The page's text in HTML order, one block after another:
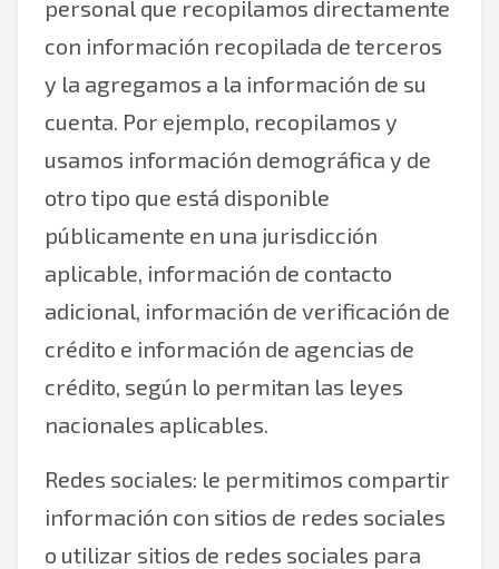
personal que recopilamos directamente
con información recopilada de terceros
y la agregamos a la información de su
cuenta. Por ejemplo, recopilamos y
usamos información demográfica y de
otro tipo que está disponible
públicamente en una jurisdicción
aplicable, información de contacto
adicional, información de verificación de
crédito e información de agencias de
crédito, según lo permitan las leyes
nacionales aplicables.
Redes sociales: le permitimos compartir
información con sitios de redes sociales
o utilizar sitios de redes sociales para